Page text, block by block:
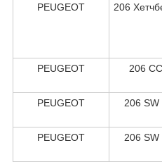
PEUGEOT
206
PEUGEOT
206
PEUGEOT
206 SW
PEUGEOT
206 SW